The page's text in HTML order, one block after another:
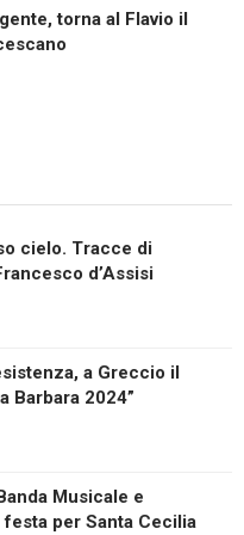
torna al Flavio il
cielo. Tracce di
d’Assisi
a Greccio il
Barbara 2024”
Musicale e
festa per Santa Cecilia